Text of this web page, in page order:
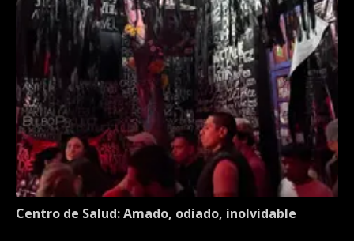
Centro de Salud: Amado, odiado, inolvidable